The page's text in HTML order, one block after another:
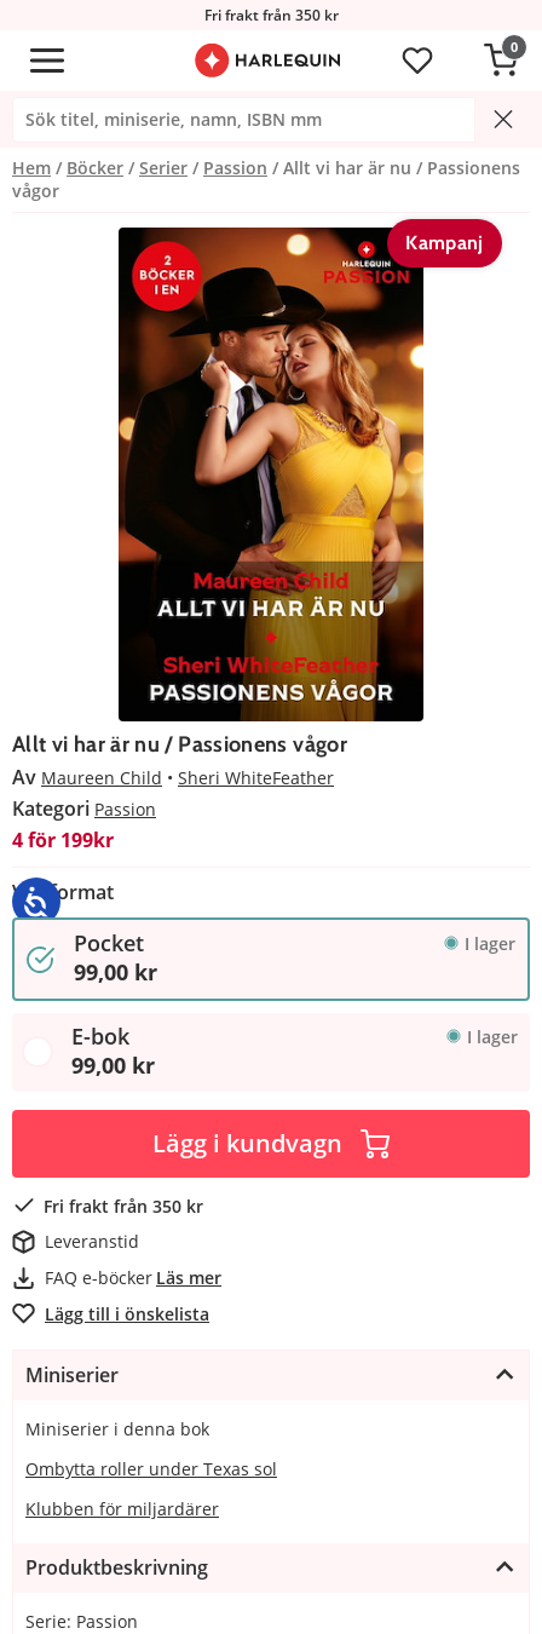
Fri frakt från 350 kr
0
Hem Böcker Serier Passion
Allt vi har är nu / Passionens
vågor
Kampanj
Allt vi har är nu / Passionens vågor
Av Maureen Child Sheri WhiteFeather
Kategori Passion
4 för 199kr
Välj format
Pocket I lager
99,00 kr
E-bok I lager
99,00 kr
Lägg i kundvagn
Fri frakt från 350 kr
Leveranstid
FAQ e-böcker Läs mer
Lägg till i önskelista
Miniserier
Miniserier i denna bok
Ombytta roller under Texas sol
Klubben för miljardärer
Produktbeskrivning
Serie: Passion